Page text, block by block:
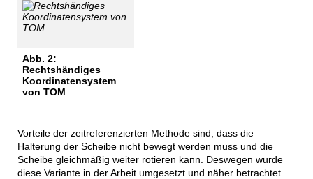
Abb. 2:
Rechtshändiges
Koordinatensystem
von TOM
Vorteile der zeitreferenzierten Methode sind, dass die
Halterung der Scheibe nicht bewegt werden muss und die
Scheibe gleichmäßig weiter rotieren kann. Deswegen wurde
diese Variante in der Arbeit umgesetzt und näher betrachtet.